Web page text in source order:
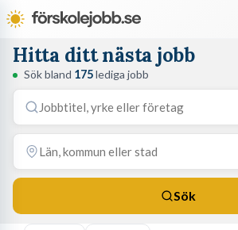
Hitta ditt nästa jobb
Sök bland 175lediga jobb
Sök